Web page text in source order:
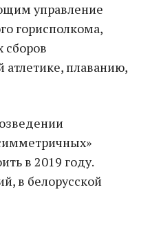
управление
горисполкома,
сборов
атлетике, плаванию,
в 2019 году.
в белорусской